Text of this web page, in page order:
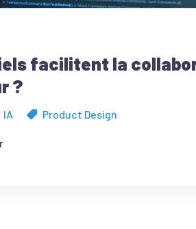
facilitent la
?
IA Product Design